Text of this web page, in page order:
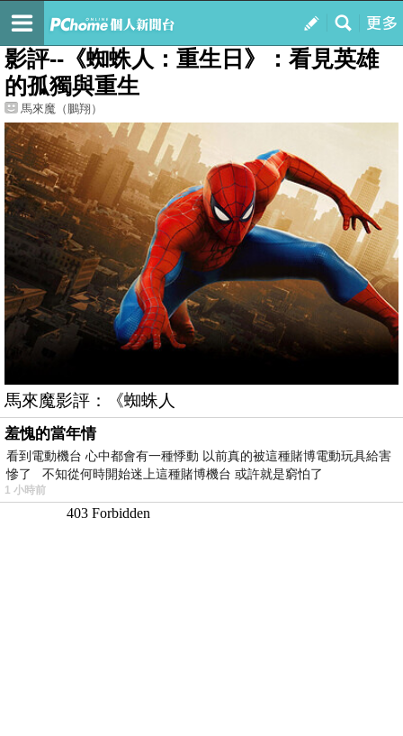
我的
最新文章
影評--《蜘蛛人：重生日》：看見英雄
的孤獨與重生
馬來魔（鵬翔）
馬來魔影評：《蜘蛛人
羞愧的當年情
看到電動機台 心中都會有一種悸動 以前真的被這種賭博電動玩具給害
慘了 不知從何時開始迷上這種賭博機台 或許就是窮怕了
1 小時前